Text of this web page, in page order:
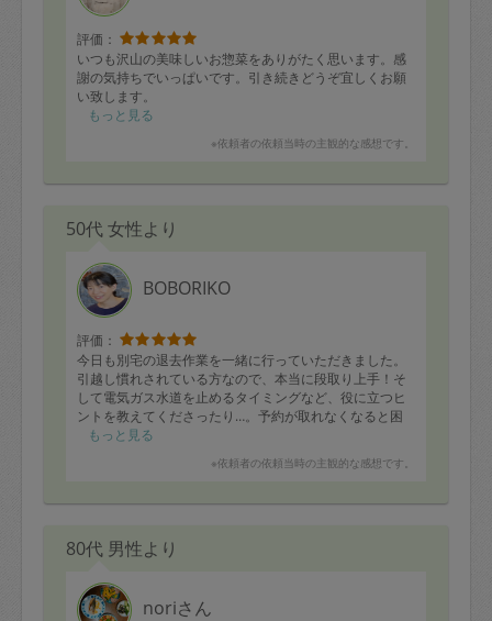
評価：
いつも沢山の美味しいお惣菜をありがたく思います。感
謝の気持ちでいっぱいです。引き続きどうぞ宜しくお願
い致します。
もっと見る
※依頼者の依頼当時の主観的な感想です。
50代 女性より
BOBORIKO
評価：
今日も別宅の退去作業を一緒に行っていただきました。
引越し慣れされている方なので、本当に段取り上手！そ
して電気ガス水道を止めるタイミングなど、役に立つヒ
ントを教えてくださったり…。予約が取れなくなると困
るので、本当は内緒にしておきたいけれど、引越しシー
もっと見る
※依頼者の依頼当時の主観的な感想です。
80代 男性より
noriさん